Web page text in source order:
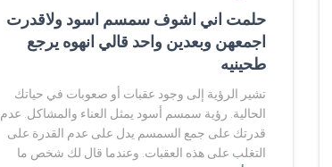
حلمت اني اشوف سمسم اسود ولاقدرت
اجمعهن وبعدين واحد قالي انهوه يرجع
طحينيه
تشير الرؤية إلى وجود عقبات أو صعوبات في حياتك
الحالية. رؤية سمسم أسود يمثل العناء والمشاكل. عدم
قدرتك على جمع السمسم يدل على عدم القدرة على
التغلب على هذه العقبات. وعندما قال لك شخص ما